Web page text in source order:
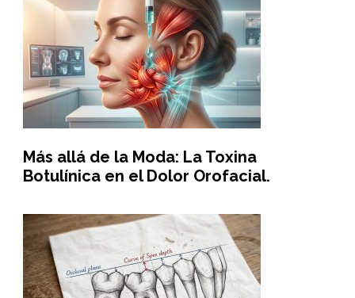
Más allá de la Moda: La Toxina
Botulínica en el Dolor Orofacial.